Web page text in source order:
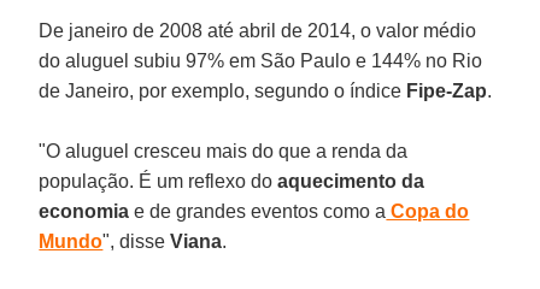
De janeiro de 2008 até abril de 2014, o valor médio
do aluguel subiu 97% em São Paulo e 144% no Rio
de Janeiro, por exemplo, segundo o índice Fipe-Zap.
"O aluguel cresceu mais do que a renda da
população. É um reflexo doaquecimento da
economia e de grandes eventos como a Copa do
Mundo", disseViana.